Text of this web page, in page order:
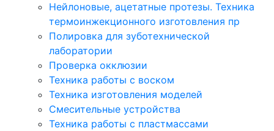
Нейлоновые, ацетатные протезы. Техника
термоинжекционного изготовления пр
Полировка для зуботехнической
лаборатории
Проверка окклюзии
Техника работы с воском
Техника изготовления моделей
Смесительные устройства
Техника работы с пластмассами